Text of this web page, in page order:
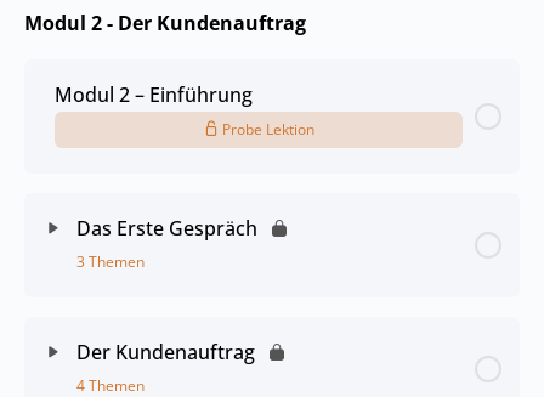
Modul 2 - Der Kundenauftrag
Modul 2 – Einführung
Probe Lektion
Das Erste Gespräch
3 Themen
Der Kundenauftrag
4 Themen